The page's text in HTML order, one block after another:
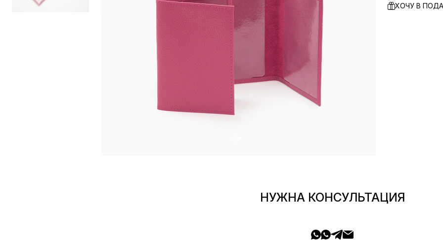
ХОЧУ В
НУЖНА КОНСУЛЬТАЦИЯ